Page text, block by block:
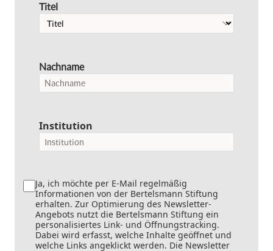
Titel
Nachname
Institution
Ja, ich möchte per E-Mail regelmäßig
Informationen von der Bertelsmann Stiftung
erhalten. Zur Optimierung des Newsletter-
Angebots nutzt die Bertelsmann Stiftung ein
personalisiertes Link- und Öffnungstracking.
Dabei wird erfasst, welche Inhalte geöffnet und
welche Links angeklickt werden. Die Newsletter